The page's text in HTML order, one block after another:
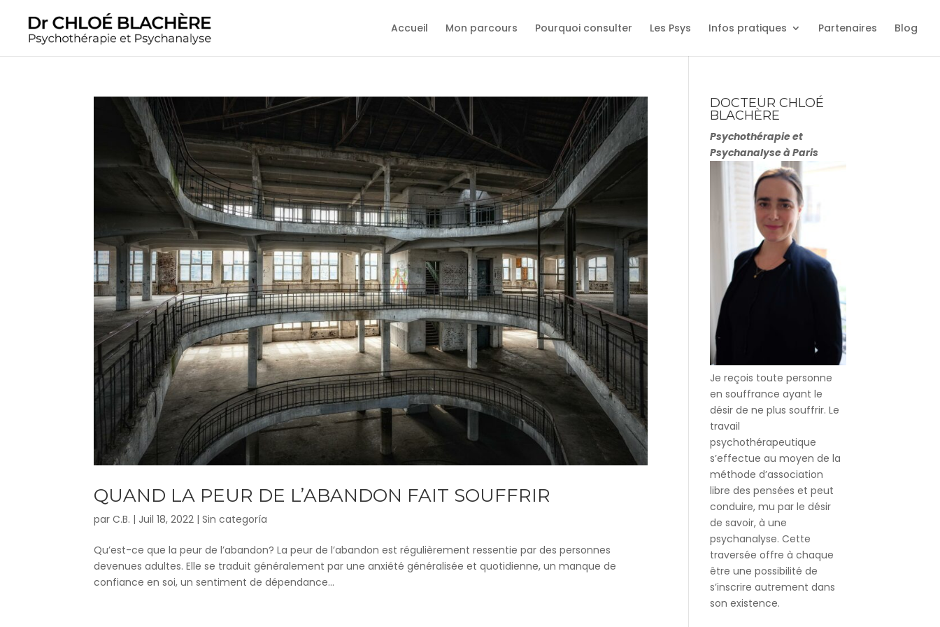
Accueil Mon parcours Pourquoi consulter Les Psys Infos pratiques Partenaires Blog
QUAND LA PEUR DE L’ABANDON FAIT SOUFFRIR
parC.B. | Juil 18, 2022 |Sin categoría
Qu’est-ce que la peur de l’abandon? La peur de l’abandon est régulièrement ressentie par des personnes
devenues adultes. Elle se traduit généralement par une anxiété généralisée et quotidienne, un manque de
confiance en soi, un sentiment de dépendance...
DOCTEUR CHLOÉ
BLACHÈRE
Psychothérapie et
Psychanalyse à Paris
Je reçois toute personne
en souffrance ayant le
désir de ne plus souffrir. Le
travail
psychothérapeutique
s’effectue au moyen de la
méthode d’association
libre des pensées et peut
conduire, mu par le désir
de savoir, à une
psychanalyse. Cette
traversée offre à chaque
être une possibilité de
s’inscrire autrement dans
son existence.